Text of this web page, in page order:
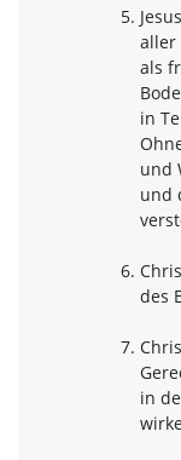
aller
als
in
und
und
des
in